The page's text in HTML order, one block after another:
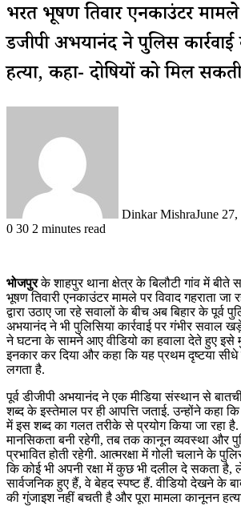
भरत भूषण तिवारी एनकाउंटर
डीजीपी अभयानंद ने पुलिस
हत्या, कहा- दोषियों को मिल
Dinkar MishraJune
0 30 2 minutes read
भोजपुरके शाहपुर थाना क्षेत्र के बिलौटी गांव में
भूषण तिवारी एनकाउंटर मामले पर विवाद गहराता
द्वारा उठाए जा रहे सवालों के बीच अब बिहार के पूर्व
अभयानंद ने भी पुलिसिया कार्रवाई पर गंभीर सवाल
ने घटना के सामने आए वीडियो का हवाला देते हुए
इनकार कर दिया और कहा कि यह प्रथम दृष्टया सीधे
लगता है.
पूर्व डीजीपी अभयानंद ने एक मीडिया संस्थान से
शब्द के इस्तेमाल पर ही आपत्ति जताई. उन्होंने कहा
में इस शब्द का गलत तरीके से प्रयोग किया जा रहा
मानसिकता बनी रहेगी, तब तक कानून व्यवस्था और
प्रभावित होती रहेगी. आत्मरक्षा में गोली चलाने के
कि कोई भी अपनी रक्षा में कुछ भी दलील दे सकता है,
सार्वजनिक हुए हैं, वे बेहद स्पष्ट हैं. वीडियो देखने के
की गुंजाइश नहीं बचती है और पूरा मामला कानूनन